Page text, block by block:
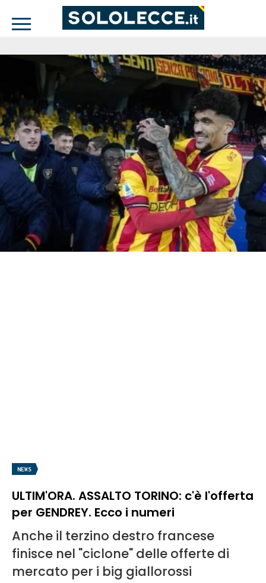
NEWS
ULTIM'ORA. ASSALTO TORINO: c'è l'offerta
per GENDREY. Ecco i numeri
Anche il terzino destro francese
finisce nel "ciclone" delle offerte di
mercato per i big giallorossi